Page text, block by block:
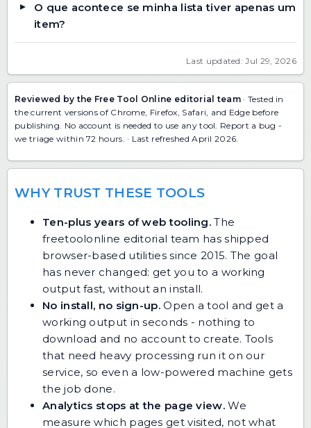
O que acontece se minha lista tiver apenas um
item?
Last updated: Jul 29, 2026
Reviewed by the Free Tool Online editorial team · Tested in
the current versions of Chrome, Firefox, Safari, and Edge before
publishing. No account is needed to use any tool. Report a bug -
we triage within 72 hours. · Last refreshed April 2026.
WHY TRUST THESE TOOLS
Ten-plus years of web tooling. The
freetoolonline editorial team has shipped
browser-based utilities since 2015. The goal
has never changed: get you to a working
output fast, without an install.
No install, no sign-up.Open a tool and get a
working output in seconds - nothing to
download and no account to create. Tools
that need heavy processing run it on our
service, so even a low-powered machine gets
the job done.
Analytics stops at the page view.We
measure which pages get visited, not what